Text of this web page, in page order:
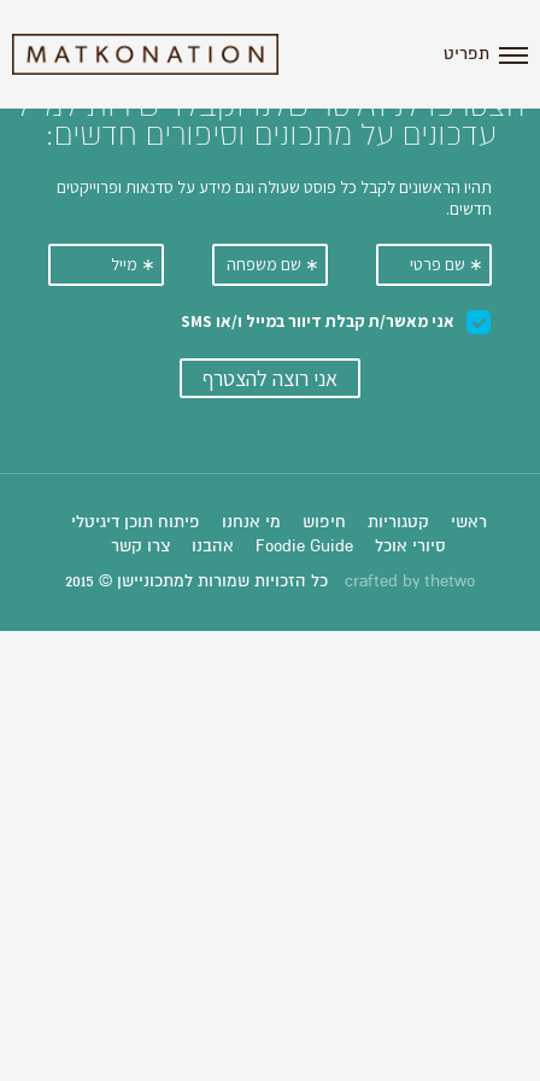
תפריט
הצטרפו לניוזלטר שלנו וקבלו ישירות למייל
עדכונים על מתכונים וסיפורים חדשים:
ראשי קטגוריות חיפוש מי אנחנו
פיתוח תוכן דיגיטלי
סיורי אוכל
Foodie Guide אהבנו צרו קשר
crafted by thetwo כל הזכויות שמורות למתכוניישן © 2015